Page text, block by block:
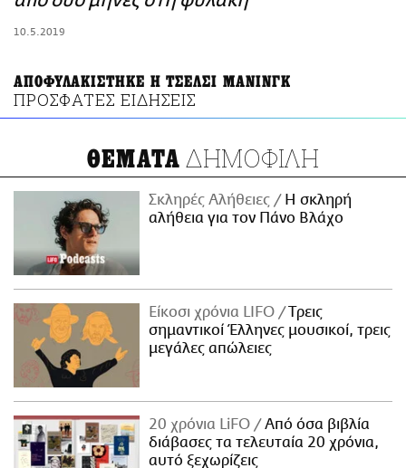
10.5.2019
ΑΠΟΦΥΛΑΚΙΣΤΗΚΕ Η ΤΣΕΛΣΙ ΜΑΝΙΝΓΚ
ΠΡΟΣΦΑΤΕΣ ΕΙΔΗΣΕΙΣ
ΘΕΜΑΤΑ ΔΗΜΟΦΙΛΗ
Σκληρές Αλήθειες
H σκληρή
αλήθεια για τον Πάνο Βλάχο
Είκοσι χρόνια LIFO
Tρεις
σημαντικοί Έλληνες μουσικοί, τρεις
μεγάλες απώλειες
20 χρόνια LiFO
Από όσα βιβλία
διάβασες τα τελευταία 20 χρόνια,
αυτό ξεχωρίζεις